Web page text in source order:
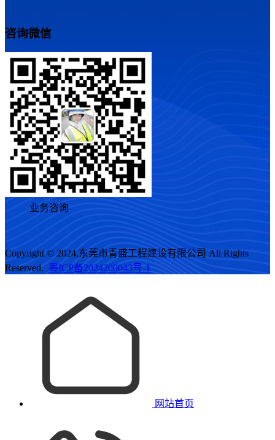
咨询微信
业务咨询
Copyright © 2024,东莞市青盛工程建设有限公司 All Rights
Reserved. 粤ICP备2024200043号-1
网站首页